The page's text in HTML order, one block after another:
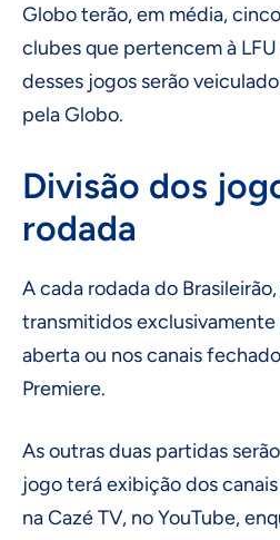
Globo terão, em média,
clubes que pertencem à
desses jogos serão
pela Globo.
Divisão dos
rodada
A cada rodada do
transmitidos exclusivamente
aberta ou nos canais
Premiere.
As outras duas partidas
jogo terá exibição dos
na Cazé TV, no YouTube,